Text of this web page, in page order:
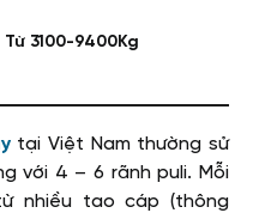
Từ 3100-9400Kg
tại Việt Nam thường sử
với 4 – 6 rãnh puli. Mỗi
nhiều tao cáp (thông